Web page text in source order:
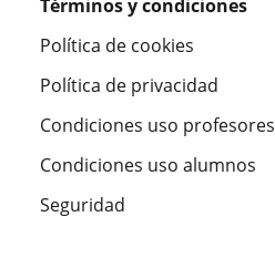
Términos y condiciones
Política de cookies
Política de privacidad
Condiciones uso profesores
Condiciones uso alumnos
Seguridad